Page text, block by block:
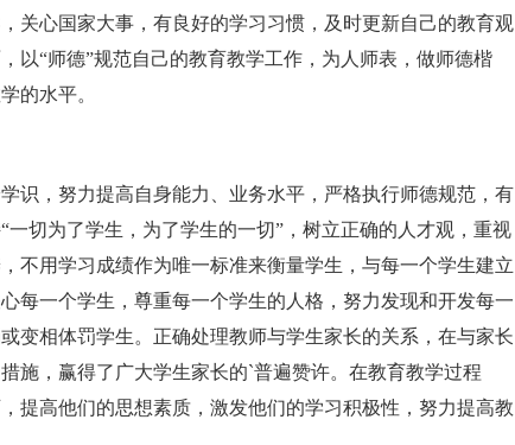
心国家大事，有良好的学习习惯，及时更新自己的教育观
以“师德”规范自己的教育教学工作，为人师表，做师德楷
的水平。
，努力提高自身能力、业务水平，严格执行师德规范，有
切为了学生，为了学生的一切”，树立正确的人才观，重视
不用学习成绩作为唯一标准来衡量学生，与每一个学生建立
每一个学生，尊重每一个学生的人格，努力发现和开发每一
变相体罚学生。正确处理教师与学生家长的关系，在与家长
施，赢得了广大学生家长的`普遍赞许。在教育教学过程
提高他们的思想素质，激发他们的学习积极性，努力提高教